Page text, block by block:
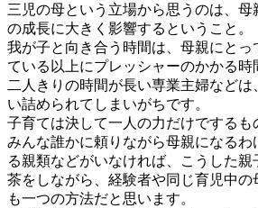
三児の母という立場から思うのは、母
の成長に大きく影響するということ。
我が子と向き合う時間は、母親にとっ
ている以上にプレッシャーのかかる時
二人きりの時間が長い専業主婦などは
い詰められてしまいがちです。
子育ては決して一人の力だけでするも
みんな誰かに頼りながら母親になる
る親類などがいなければ、こうした
茶をしながら、経験者や同じ育児中の
も一つの方法だと思います。